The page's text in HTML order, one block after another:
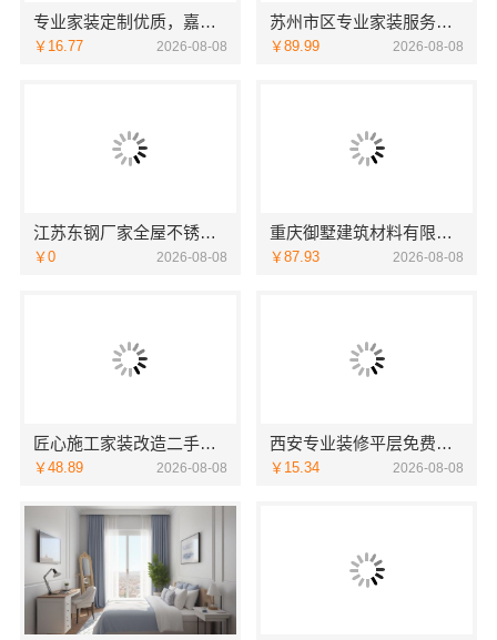
专业家装定制优质，嘉兴绿色之家建材科技实现您的理想居所
￥16.77 2026-08-08
苏州市区专业家装服务报价老房翻新_苏州百年豪庭新材料
￥89.99 2026-08-08
江苏东钢厂家全屋不锈钢定制生产基地兴化，选江苏东钢金属科技有限公司
￥0 2026-08-08
重庆御墅建筑材料有限公司别墅环保材料多少钱
￥87.93 2026-08-08
匠心施工家装改造二手房改造宁波雅美和居建材科技有限公司
￥48.89 2026-08-08
西安专业装修平层免费量房-居安天成（西安）建筑工程有限责任公司
￥15.34 2026-08-08